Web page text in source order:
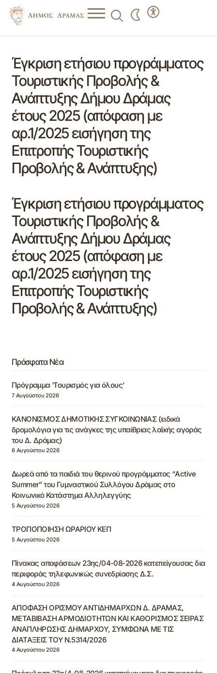
Έγκριση ετήσιου προγράμματος
Τουριστικής Προβολής &
Ανάπτυξης Δήμου Δράμας
έτους 2025 (απόφαση με
αρ.1/2025 εισήγηση της
Επιτροπής Τουριστικής
Προβολής & Ανάπτυξης)
Έγκριση ετήσιου προγράμματος
Τουριστικής Προβολής &
Ανάπτυξης Δήμου Δράμας
έτους 2025 (απόφαση με
αρ.1/2025 εισήγηση της
Επιτροπής Τουριστικής
Προβολής & Ανάπτυξης)
Πρόσφατα Νέα
Πρόγραμμα ‘Τουρισμός για όλους’
7 Αυγούστου 2026
ΚΑΝΟΝΙΣΜΟΣ ΔΗΜΟΤΙΚΗΣ ΣΥΓΚΟΙΝΩΝΙΑΣ (ειδικά
δρομολόγια για τις ανάγκες της υπαίθριας λαϊκής αγοράς
του Δ. Δράμας)
6 Αυγούστου 2026
Δωρεά από τα παιδιά του θερινού προγράμματος “Active
Summer” του Γυμναστικού Συλλόγου Δράμας στο
Κοινωνικό Κατάστημα Αλληλεγγύης
5 Αυγούστου 2026
ΤΡΟΠΟΠΟΙΗΣΗ ΩΡΑΡΙΟΥ ΚΕΠ
5 Αυγούστου 2026
Πίνακας αποφάσεων 23ης/04-08-2026 κατεπείγουσας δια
περιφοράς τηλεφωνικώς συνεδρίασης Δ.Σ.
4 Αυγούστου 2026
ΑΠΟΦΑΣΗ ΟΡΙΣΜΟΥ ΑΝΤΙΔΗΜΑΡΧΩΝ Δ. ΔΡΑΜΑΣ,
ΜΕΤΑΒΙΒΑΣΗ ΑΡΜΟΔΙΟΤΗΤΩΝ ΚΑΙ ΚΑΘΟΡΙΣΜΟΣ ΣΕΙΡΑΣ
ΑΝΑΠΛΗΡΩΣΗΣ ΔΗΜΑΡΧΟΥ, ΣΥΜΦΩΝΑ ΜΕ ΤΙΣ
ΔΙΑΤΑΞΕΙΣ ΤΟΥ Ν.5314/2026
4 Αυγούστου 2026